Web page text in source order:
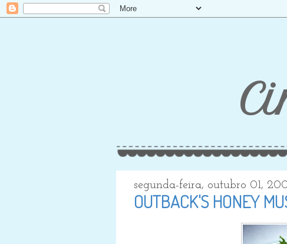
segunda-feira, outubro 01,
OUTBACK'S HONEY